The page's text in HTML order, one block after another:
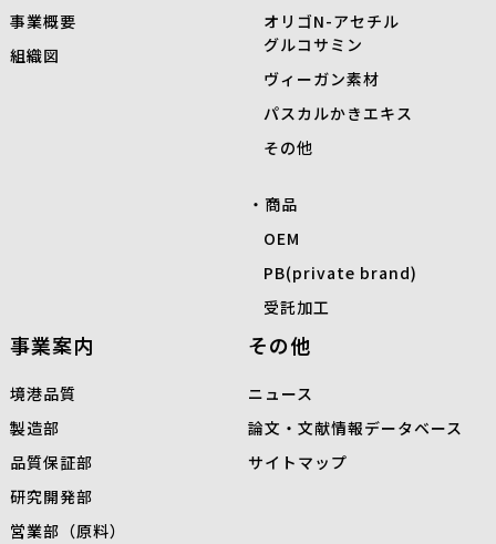
事業概要
組織図
オリゴN-アセチル
グルコサミン
ヴィーガン素材
パスカルかきエキス
その他
商品
OEM
PB(private brand)
受託加工
事業案内
境港品質
製造部
品質保証部
研究開発部
営業部（原料）
その他
ニュース
論文・文献情報データベース
サイトマップ